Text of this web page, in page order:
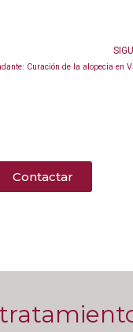
Curación de la alopecia en
Contactar